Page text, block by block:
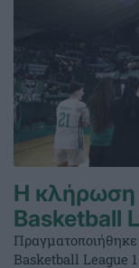
Η κλήρωση
Basketball
Basketball League